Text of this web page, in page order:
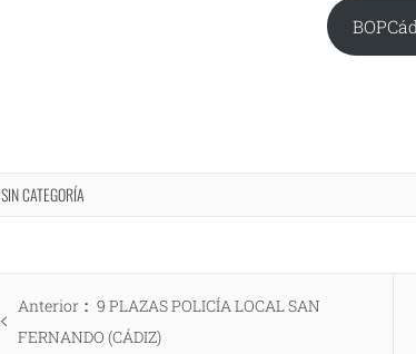
SIN CATEGORÍA
Navegación
de Anterior
Entrada
anterior:
9 PLAZAS POLICÍA LOCAL SAN
FERNANDO (CÁDIZ)